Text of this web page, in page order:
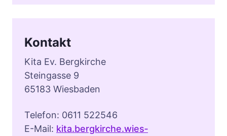
Kontakt
Kita Ev. Bergkirche
Steingasse 9
65183 Wiesbaden
Telefon: 0611 522546
E-Mail: kita.bergkirche.wies­